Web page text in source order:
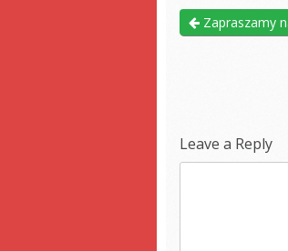
Zapraszamy
Leave a Reply